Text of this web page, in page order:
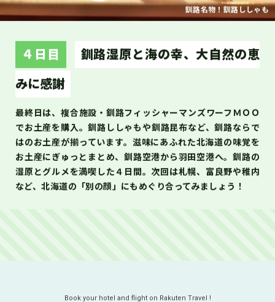
釧路名物！釧路ししゃも
４日目
釧路湿原と海の幸、大自然の恵
みに感謝
最終日は、複合施設・釧路フィッシャーマンズワーフＭＯＯ
でお土産を購入。釧路ししゃもや釧路昆布など、釧路ならで
はのお土産が揃っています。滋味にあふれた北海道の味覚を
お土産にぎゅっとまとめ、釧路空港から羽田空港へ。釧路の
湿原とグルメを満喫した４日間。次回は札幌、富良野や稚内
など、北海道の「別の顔」にもめぐり合ってみましょう！
Book your hotel and flight on Rakuten Travel !